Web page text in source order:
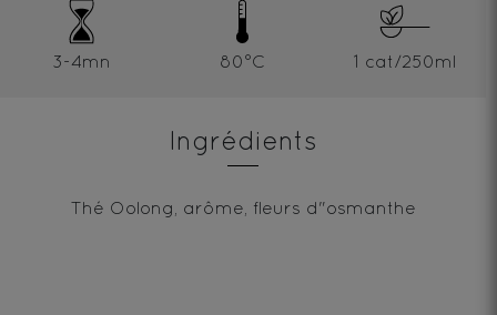
3-4mn 80°C 1 cat/250ml
Ingrédients
Thé Oolong, arôme, fleurs d"osmanthe